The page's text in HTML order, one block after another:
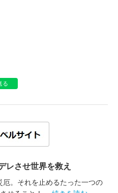
る
レさせ世界を救え
厄。それを止めるたった一つの